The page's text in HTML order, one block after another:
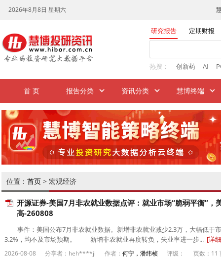
研究报告 定期财报
热搜： 创新药 AI
首 页 报告分类 资讯分类 慧博终端
位置： 首页 > 宏观经济
开源证券-美国7月非农就业数据点评：就业市场“脆弱平衡”，
高-260808
事件：美国公布7月非农就业数据。新增非农就业减少2.3万，大幅低于
3.2%，均不及市场预期。 新增非农就业再度转负，失业率进一步... [详
2026-08-08 分享者：heh****ji 作者： 何宁，潘纬桢 评级： 页数：11